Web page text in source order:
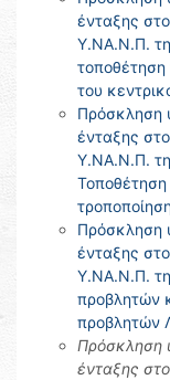
ένταξης
Υ.ΝΑ.Ν.Π.
του
Πρόσκληση
ένταξης
Υ.ΝΑ.Ν.Π.
Πρόσκληση
ένταξης
Υ.ΝΑ.Ν.Π.
προβλητών
προβλητών
Πρόσκληση
ένταξης